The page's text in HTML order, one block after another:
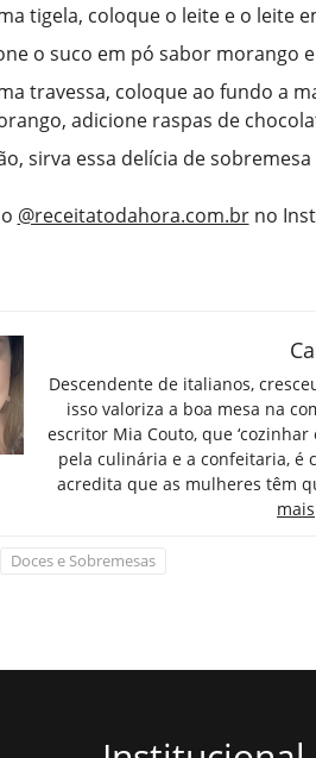
tigela, coloque o leite e o leite
o suco em pó sabor morango
travessa, coloque ao fundo a
adicione raspas de
sirva essa delícia de
@receitatodahora.com.brno
Descendente de italianos,
isso valoriza a boa mesa na
escritor Mia Couto, que
pela culinária e a confeitaria, é
acredita que as mulheres têm
mais
Doces e Sobremesas